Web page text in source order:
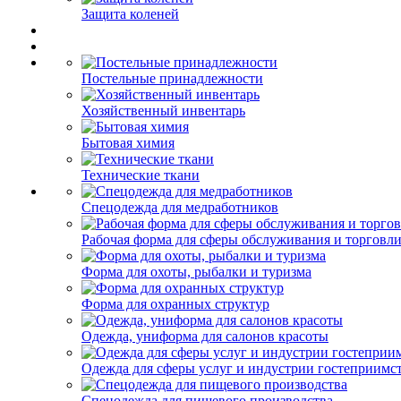
Защита коленей
Постельные принадлежности
Хозяйственный инвентарь
Бытовая химия
Технические ткани
Спецодежда для медработников
Рабочая форма для сферы обслуживания и торговли
Форма для охоты, рыбалки и туризма
Форма для охранных структур
Одежда, униформа для салонов красоты
Одежда для сферы услуг и индустрии